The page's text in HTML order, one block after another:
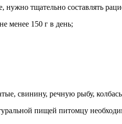
нужно тщательно составлять
менее 150 г в день;
свинину, речную рыбу,
пищей питомцу